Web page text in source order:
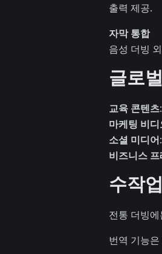
출력 제공.
자막 통합
음성 더빙
글로
교육 콘텐츠
마케팅 비
소셜 미디어
비즈니스
수작
전통 더빙
번역 기능